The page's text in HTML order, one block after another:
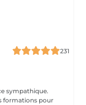
231
sympathique.
formations pour